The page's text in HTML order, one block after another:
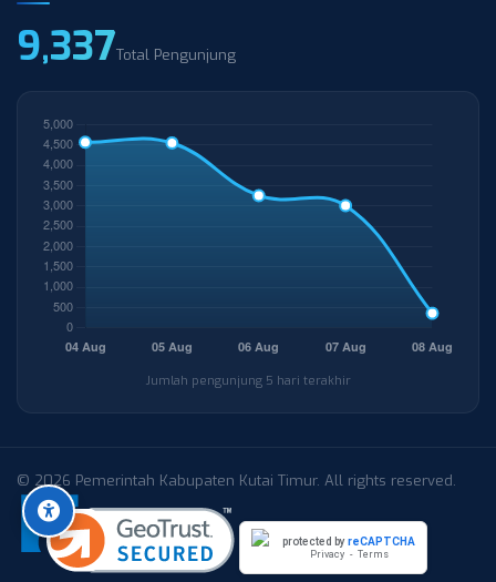
9,337Total Pengunjung
Jumlah pengunjung 5 hari terakhir
© 2026 Pemerintah Kabupaten Kutai Timur. All rights reserved.
protected byreCAPTCHA
Privacy - Terms